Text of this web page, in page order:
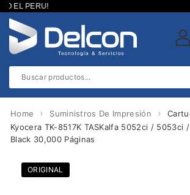
EL PERU!
Home › Suministros De Impresión ›
Kyocera TK-8517K TASKalfa 5052ci /
Black 30,000 Páginas
ORIGINAL